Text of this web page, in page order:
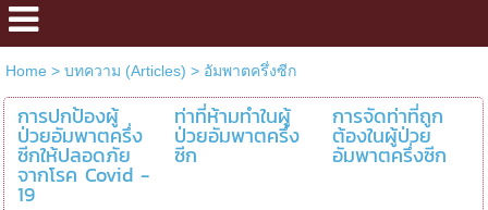
Home > บทความ (Articles) > อัมพาตครึ่งซีก
การปกป้องผู้
ป่วยอัมพาตครึ่ง
ซีกให้ปลอดภัย
จากโรค Covid -
19
ท่าที่ห้ามทำในผู้
ป่วยอัมพาตครึ่ง
ซีก
การจัดท่าที่ถูก
ต้องในผู้ป่วย
อัมพาตครึ่งซีก